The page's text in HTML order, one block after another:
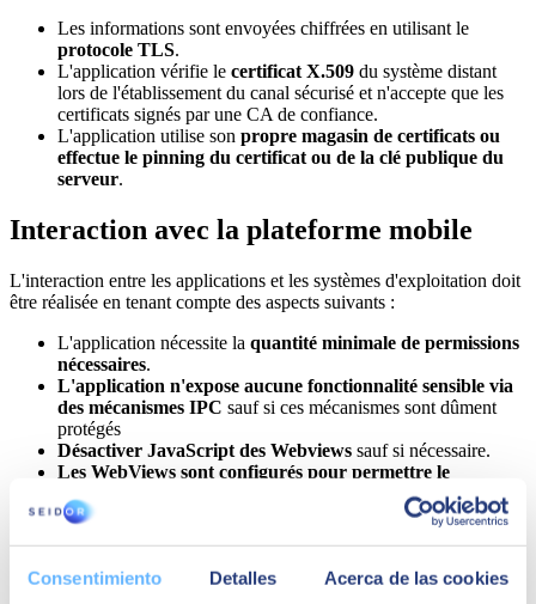
Consentimiento Detalles Acerca de las cookies
Les informations sont envoyées chiffrées en utilisant le
protocole TLS.
L'application vérifie le certificat X.509 du système distant
lors de l'établissement du canal sécurisé et n'accepte que les
certificats signés par une CA de confiance.
L'application utilise son propre magasin de certificats ou
effectue le pinning du certificat ou de la clé publique du
serveur.
Interaction avec la plateforme mobile
L'interaction entre les applications et les systèmes d'exploitation doit
être réalisée en tenant compte des aspects suivants :
L'application nécessite la quantité minimale de permissions
nécessaires.
L'application n'expose aucune fonctionnalité sensible via
des mécanismes IPC sauf si ces mécanismes sont dûment
protégés
Désactiver JavaScript des Webviews sauf si nécessaire.
Les WebViews sont configurés pour permettre le
(idéalement, seulement https). Des
schémas dangereux comme file, tel et app-id sont désactivés.
Qualité du code